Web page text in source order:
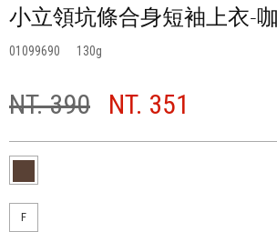
小立領坑條合身短袖上衣-
01099690 130
NT. 390 NT. 351
F